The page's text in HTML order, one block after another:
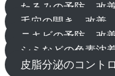
たるみの予防、改
毛穴の開き、改善
ニキビの予防、改
シミなどの色素沈
皮脂分泌のコント